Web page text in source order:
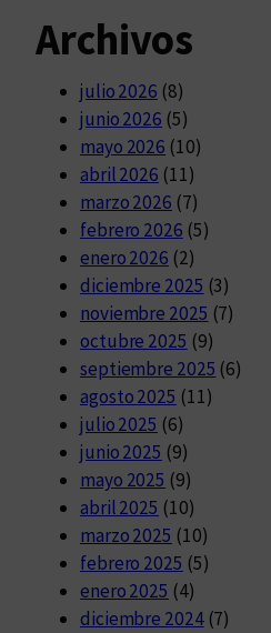
Archivos
julio 2026 (8)
junio 2026 (5)
mayo 2026 (10)
abril 2026 (11)
marzo 2026 (7)
febrero 2026 (5)
enero 2026 (2)
diciembre 2025 (3)
noviembre 2025 (7)
octubre 2025 (9)
septiembre 2025 (6)
agosto 2025 (11)
julio 2025 (6)
junio 2025 (9)
mayo 2025 (9)
abril 2025 (10)
marzo 2025 (10)
febrero 2025 (5)
enero 2025 (4)
diciembre 2024(7)